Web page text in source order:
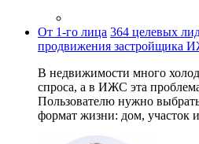
От 1-го лица 364 целевых
продвижения застройщика
В недвижимости много
спроса, а в ИЖС эта
Пользователю нужно
формат жизни: дом, участок